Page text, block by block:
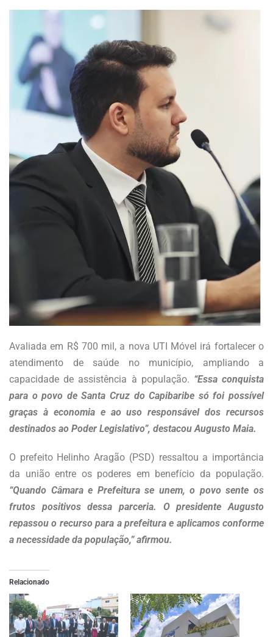
Avaliada em R$ 700 mil, a nova UTI Móvel irá fortalecer o
atendimento de saúde no município, ampliando a
capacidade de assistência à população. “Essa conquista
para o povo de Santa Cruz do Capibaribe só foi possível
graças à economia e ao uso responsável dos recursos
destinados ao Poder Legislativo”, destacou Augusto Maia.
O prefeito Helinho Aragão (PSD) ressaltou a importância
da união entre os poderes em benefício da população.
“Quando Câmara e Prefeitura se unem, o povo sente os
frutos positivos dessa parceria. O presidente Augusto
repassou o recurso para a prefeitura e aplicamos conforme
a necessidade da população,” afirmou.
Relacionado